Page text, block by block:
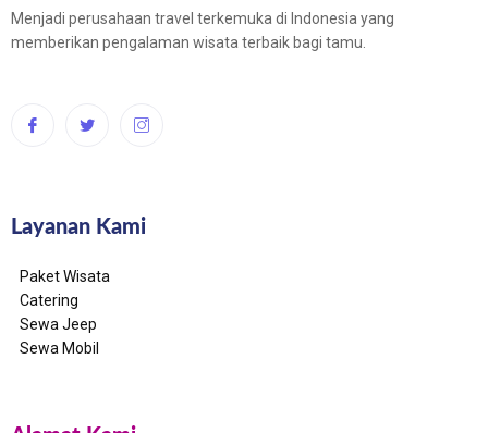
Menjadi perusahaan travel terkemuka di Indonesia yang
memberikan pengalaman wisata terbaik bagi tamu.
Layanan Kami
Paket Wisata
Catering
Sewa Jeep
Sewa Mobil